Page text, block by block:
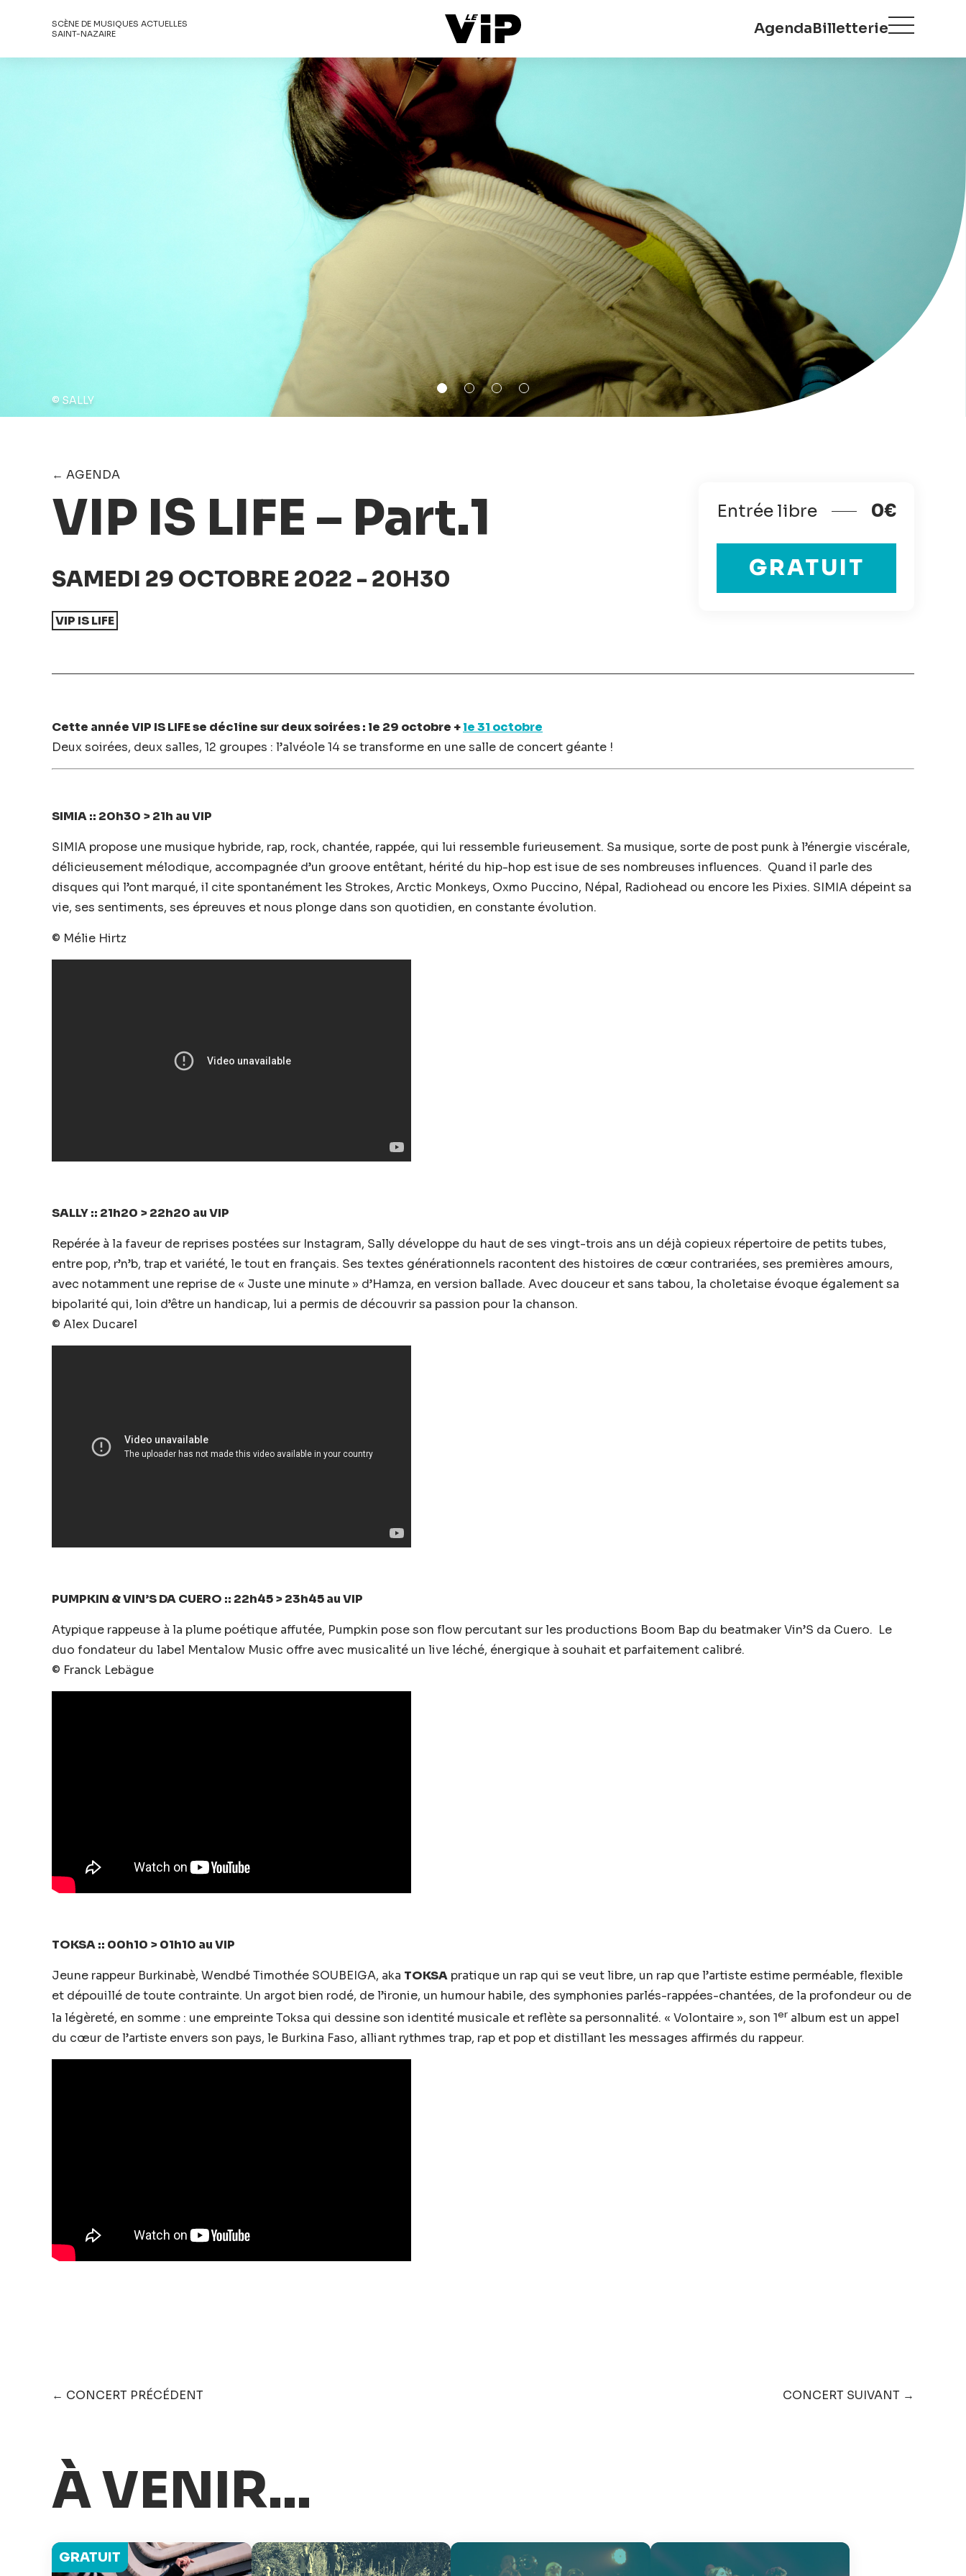
SCÈNE DE MUSIQUES ACTUELLES
SAINT-NAZAIRE
AgendaBilletterie
© SALLY
← AGENDA
VIP IS LIFE – Part.1
SAMEDI 29 OCTOBRE 2022 - 20H30
VIP IS LIFE
Entrée libre 0€
GRATUIT
Cette année VIP IS LIFE se décline sur deux soirées : le 29 octobre +le 31 octobre
Deux soirées, deux salles, 12 groupes : l’alvéole 14 se transforme en une salle de concert géante !
SIMIA :: 20h30 > 21h au VIP
SIMIA propose une musique hybride, rap, rock, chantée, rappée, qui lui ressemble furieusement. Sa musique, sorte de post punk à l’énergie viscérale,
délicieusement mélodique, accompagnée d’un groove entêtant, hérité du hip-hop est isue de ses nombreuses influences. Quand il parle des
disques qui l’ont marqué, il cite spontanément les Strokes, Arctic Monkeys, Oxmo Puccino, Népal, Radiohead ou encore les Pixies. SIMIA dépeint sa
vie, ses sentiments, ses épreuves et nous plonge dans son quotidien, en constante évolution.
© Mélie Hirtz
SALLY :: 21h20 > 22h20 au VIP
Repérée à la faveur de reprises postées sur Instagram, Sally développe du haut de ses vingt-trois ans un déjà copieux répertoire de petits tubes,
entre pop, r’n’b, trap et variété, le tout en français. Ses textes générationnels racontent des histoires de cœur contrariées, ses premières amours,
avec notamment une reprise de « Juste une minute » d’Hamza, en version ballade. Avec douceur et sans tabou, la choletaise évoque également sa
bipolarité qui, loin d’être un handicap, lui a permis de découvrir sa passion pour la chanson.
© Alex Ducarel
PUMPKIN & VIN’S DA CUERO :: 22h45 > 23h45 au VIP
Atypique rappeuse à la plume poétique affutée, Pumpkin pose son flow percutant sur les productions Boom Bap du beatmaker Vin’S da Cuero. Le
duo fondateur du label Mentalow Music offre avec musicalité un live léché, énergique à souhait et parfaitement calibré.
© Franck Lebägue
TOKSA :: 00h10 > 01h10 au VIP
Jeune rappeur Burkinabè, Wendbé Timothée SOUBEIGA, aka TOKSA pratique un rap qui se veut libre, un rap que l’artiste estime perméable, flexible
et dépouillé de toute contrainte. Un argot bien rodé, de l’ironie, un humour habile, des symphonies parlés-rappées-chantées, de la profondeur ou de
la légèreté, en somme : une empreinte Toksa qui dessine son identité musicale et reflète sa personnalité. « Volontaire », son 1er album est un appel
du cœur de l’artiste envers son pays, le Burkina Faso, alliant rythmes trap, rap et pop et distillant les messages affirmés du rappeur.
← CONCERT PRÉCÉDENT CONCERT SUIVANT →
À VENIR...
GRATUIT